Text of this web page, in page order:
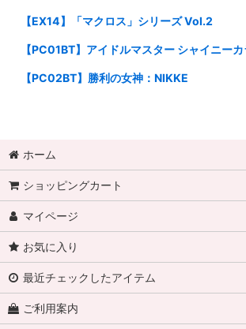
【EX14】「マクロス」シリーズ Vol.2
【PC01BT】アイドルマスター シャイニー
【PC02BT】勝利の女神：NIKKE
ホーム
ショッピングカート
マイページ
お気に入り
最近チェックしたアイテム
ご利用案内